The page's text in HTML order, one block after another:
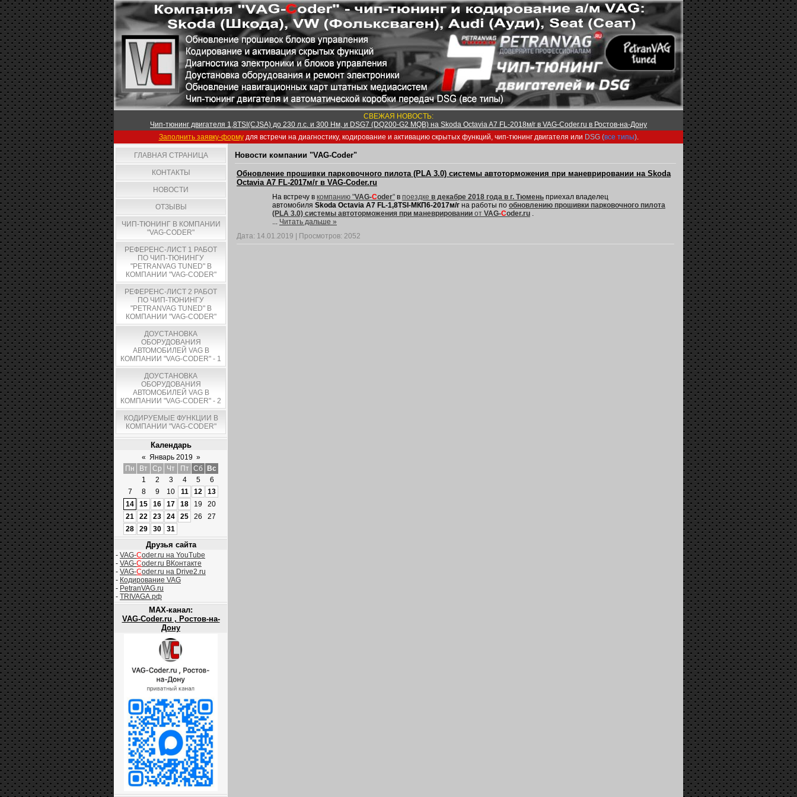
СВЕЖАЯ НОВОСТЬ:
Чип-тюнинг двигателя 1,8TSI(CJSA) до 230 л.с. и 300 Нм, и DSG7 (DQ200-G2 MQB) на Skoda Octavia A7 FL-2018м/г в VAG-Coder.ru в Ростов-на-Дону
Заполнить заявку-формудля встречи на диагностику, кодирование и активацию скрытых функций, чип-тюнинг двигателя или DSG (все типы).
ГЛАВНАЯ СТРАНИЦА
КОНТАКТЫ
НОВОСТИ
ОТЗЫВЫ
ЧИП-ТЮНИНГ В КОМПАНИИ
"VAG-CODER"
РЕФЕРЕНС-ЛИСТ 1 РАБОТ
ПО ЧИП-ТЮНИНГУ
"PETRANVAG TUNED" В
КОМПАНИИ "VAG-CODER"
РЕФЕРЕНС-ЛИСТ 2 РАБОТ
ПО ЧИП-ТЮНИНГУ
"PETRANVAG TUNED" В
КОМПАНИИ "VAG-CODER"
ДОУСТАНОВКА
ОБОРУДОВАНИЯ
АВТОМОБИЛЕЙ VAG В
КОМПАНИИ "VAG-CODER" - 1
ДОУСТАНОВКА
ОБОРУДОВАНИЯ
АВТОМОБИЛЕЙ VAG В
КОМПАНИИ "VAG-CODER" - 2
КОДИРУЕМЫЕ ФУНКЦИИ В
КОМПАНИИ "VAG-CODER"
Календарь
« Январь 2019 »
Пн
Вт Ср Чт Пт Сб
Вс
1
2 3 4 5
6
7
8 9 10 11 12
13
14
15 16 17 18 19
20
21
22 23 24 25 26
27
28
29 30 31
Друзья сайта
- VAG-Coder.ru на YouTube
- VAG-Coder.ru ВКонтакте
- VAG-Coder.ru на Drive2.ru
- Кодирование VAG
- PetranVAG.ru
- TRIVAGA.рф
MAX-канал:
VAG-Coder.ru , Ростов-на-
Дону
Новости компании "VAG-Coder"
Обновление прошивки парковочного пилота (PLA 3.0) системы автоторможения при маневрировании на Skoda
Octavia A7 FL-2017м/г в VAG-Coder.ru
На встречу в компанию "VAG-Coder" в поездке в декабре 2018 года в г. Тюмень приехал владелец
автомобиля Skoda Octavia A7 FL-1,8TSI-МКП6-2017м/г на работы по обновлению прошивки парковочного пилота
(PLA 3.0) системы автоторможения при маневрировании от VAG-Coder.ru .
... Читать дальше »
Дата: 14.01.2019 Просмотров: 2052